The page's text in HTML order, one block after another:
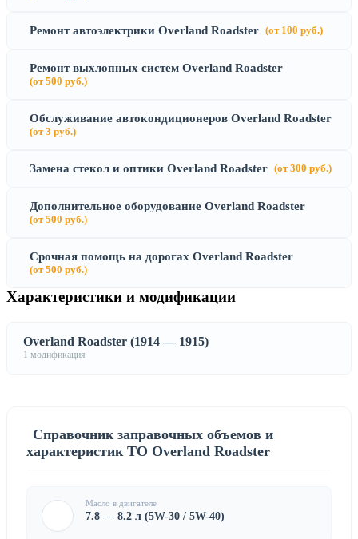
Ремонт автоэлектрики Overland Roadster (от 100 руб.)
Ремонт выхлопных систем Overland Roadster
(от 500 руб.)
Обслуживание автокондиционеров Overland Roadster
(от 3 руб.)
Замена стекол и оптики Overland Roadster (от 300 руб.)
Дополнительное оборудование Overland Roadster
(от 500 руб.)
Срочная помощь на дорогах Overland Roadster
(от 500 руб.)
Характеристики и модификации
Overland Roadster (1914 — 1915)
1 модификация
Справочник заправочных объемов и
характеристик ТО Overland Roadster
Масло в двигателе
7.8 — 8.2 л (5W-30 / 5W-40)